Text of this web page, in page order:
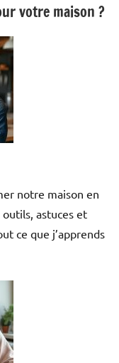
votre maison ?
notre maison en
astuces et
ce que j’apprends